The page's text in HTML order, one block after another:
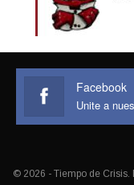
Facebook